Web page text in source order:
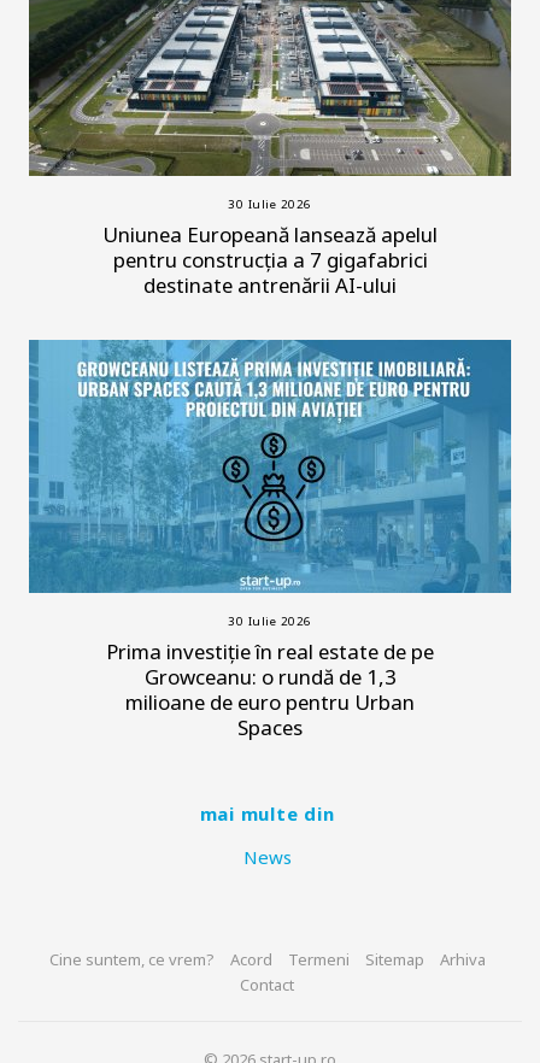
30 Iulie 2026
Uniunea Europeană lansează apelul
pentru construcția a 7 gigafabrici
destinate antrenării AI-ului
30 Iulie 2026
Prima investiție în real estate de pe
Growceanu: o rundă de 1,3
milioane de euro pentru Urban
Spaces
mai multe din
News
Cine suntem, ce vrem? Acord Termeni Sitemap
Arhiva
Contact